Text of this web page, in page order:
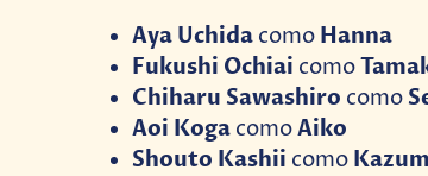
Aya Uchida como Hanna
Fukushi Ochiai como
Chiharu Sawashiro como
Aoi Koga comoAiko
Shouto Kashii como